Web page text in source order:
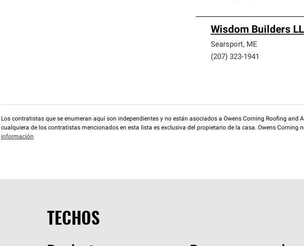
Wisdom Builders
Searsport, ME
(207) 323-1941
Los contratistas que se enumeran aquí son independientes y no están asociados a Owens Corning Roofing and
cualquiera de los contratistas mencionados en esta lista es exclusiva del propietario de la casa. Owens
información
TECHOS